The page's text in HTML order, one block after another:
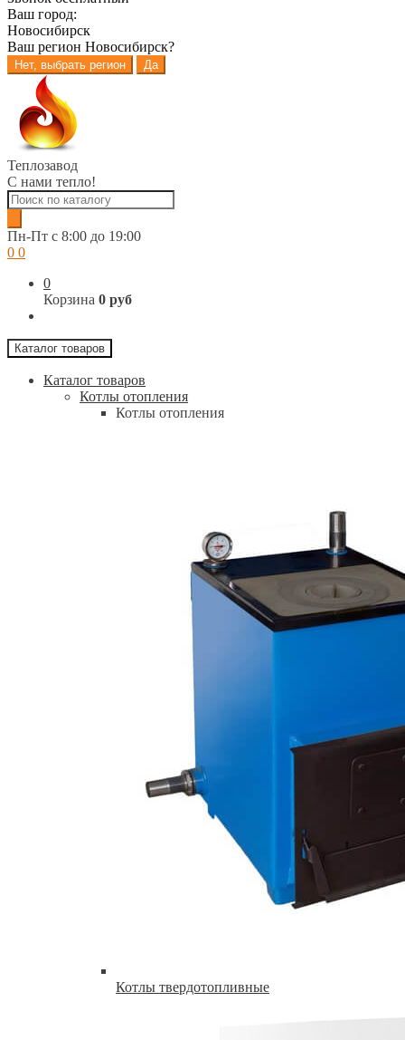
Ваш город:
Новосибирск
Ваш регион Новосибирск?
Нет, выбрать регион Да
Перейти
навигации
Перейти
содержимому
Теплозавод
С нами тепло!
Поиск
товаров
Пн-Пт c 8:00 до 19:00
0 0
0
Корзина 0 руб
Каталог товаров
Каталог товаров
Котлы отопления
Котлы отопления
Котлы твердотопливные